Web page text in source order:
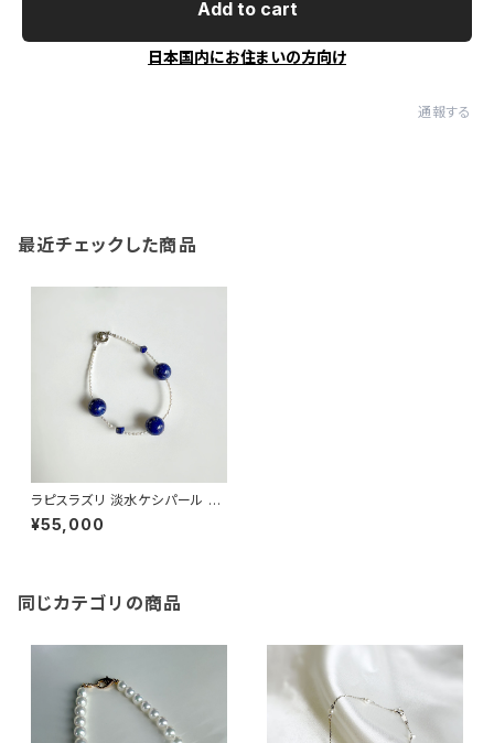
Add to cart
日本国内にお住まいの方向け
通報する
最近チェックした商品
ラピスラズリ 淡水ケシパール ブ
レスレット
¥55,000
同じカテゴリの商品